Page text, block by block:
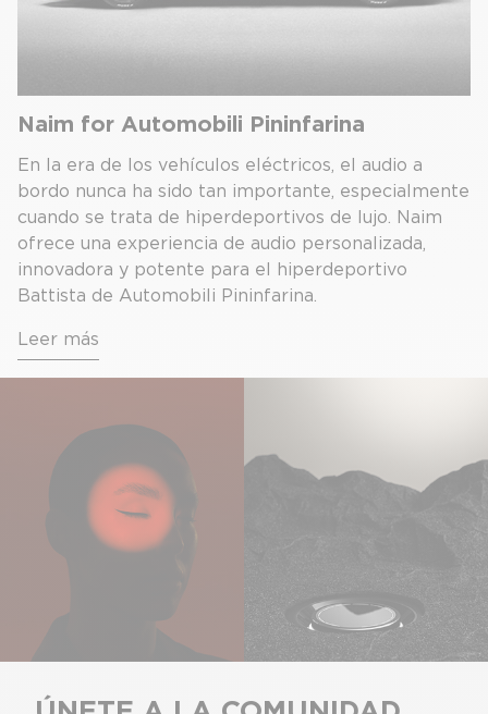
Naim for Automobili Pininfarina
En la era de los vehículos eléctricos, el audio a
bordo nunca ha sido tan importante, especialmente
cuando se trata de hiperdeportivos de lujo. Naim
ofrece una experiencia de audio personalizada,
innovadora y potente para el hiperdeportivo
Battista de Automobili Pininfarina.
Leer más